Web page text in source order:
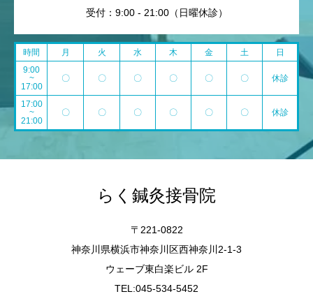
受付：9:00 - 21:00（日曜休診）
時間 月 火 水 木 金 土
日
9:00
~
17:00
〇 〇 〇 〇 〇 〇 休診
17:00
~
21:00
〇 〇 〇 〇 〇 〇 休診
らく鍼灸接骨院
〒221-0822
神奈川県横浜市神奈川区西神奈川2-1-3
ウェーブ東白楽ビル 2F
TEL:045-534-5452